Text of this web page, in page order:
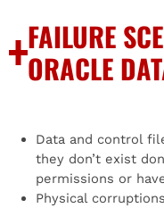
FAILURE
ORACLE
Data and control
they don’t exist
permissions or
Physical